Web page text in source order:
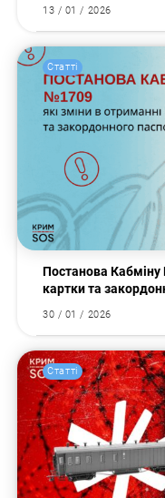
Пошук
13 / 01 / 2026
Статті
Постанова
картки та
30 / 01 / 2026
Статті